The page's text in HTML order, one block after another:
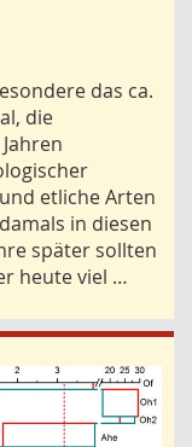
das ca.
die
etliche Arten
in diesen
später sollten
heute viel …